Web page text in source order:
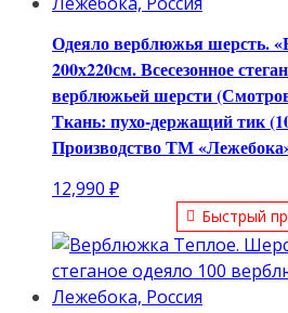
Одеяло верблюжья шерсть.
200х220см. Всесезонное
верблюжьей шерсти
Ткань: пухо-держащий тик
Производство ТМ
12,990 ₽
Быстрый